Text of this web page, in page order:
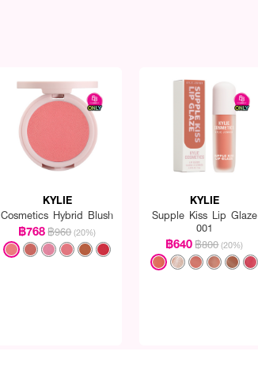
KYLIE
Cosmetics Hybrid Blush
฿768฿960 (20%)
KYLIE
Supple Kiss Lip Glaze
001
฿640฿800 (20%)